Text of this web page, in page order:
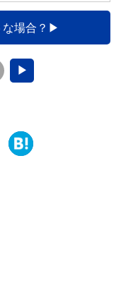
場合？
▶